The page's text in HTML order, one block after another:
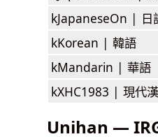
kJapaneseOn | 日
kKorean | 韓語
kMandarin | 華語
kXHC1983 | 現代
Unihan —